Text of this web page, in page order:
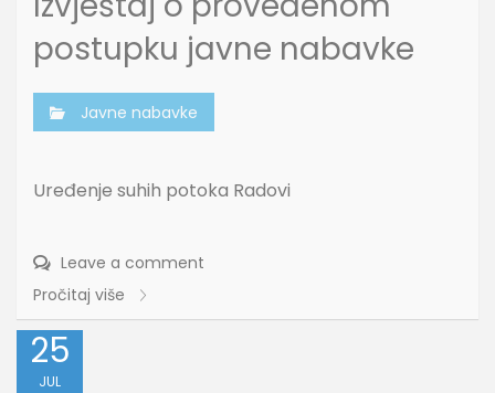
postupku javne nabavke
Javne nabavke
Uređenje suhih potoka Radovi
Leave a comment
Pročitaj više
25
JUL